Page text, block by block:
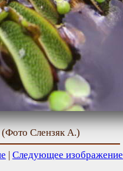
Слензяк А.)
| Следующее изображение